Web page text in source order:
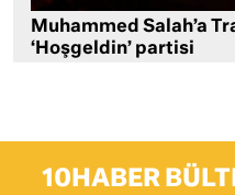
Muhammed Salah’a
‘Hoşgeldin’ partisi
10HABER